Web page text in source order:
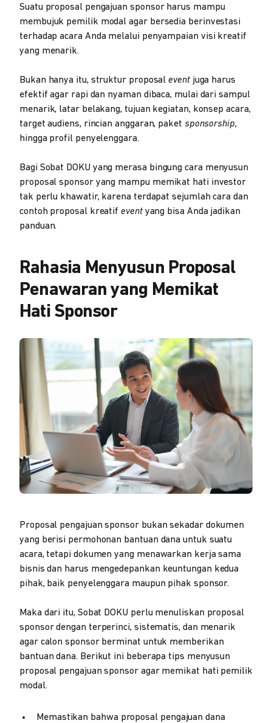
Suatu proposal pengajuan sponsor harus mampu
membujuk pemilik modal agar bersedia berinvestasi
terhadap acara Anda melalui penyampaian visi kreatif
yang menarik.
Bukan hanya itu, struktur proposaleventjuga harus
efektif agar rapi dan nyaman dibaca, mulai dari sampul
menarik, latar belakang, tujuan kegiatan, konsep acara,
target audiens, rincian anggaran, paket sponsorship,
hingga profil penyelenggara.
Bagi Sobat DOKU yang merasa bingung cara menyusun
proposal sponsor yang mampu memikat hati investor
tak perlu khawatir, karena terdapat sejumlah cara dan
contoh proposal kreatifeventyang bisa Anda jadikan
panduan.
Rahasia Menyusun Proposal
Penawaran yang Memikat
Hati Sponsor
Proposal pengajuan sponsor bukan sekadar dokumen
yang berisi permohonan bantuan dana untuk suatu
acara, tetapi dokumen yang menawarkan kerja sama
bisnis dan harus mengedepankan keuntungan kedua
pihak, baik penyelenggara maupun pihak sponsor.
Maka dari itu, Sobat DOKU perlu menuliskan proposal
sponsor dengan terperinci, sistematis, dan menarik
agar calon sponsor berminat untuk memberikan
bantuan dana. Berikut ini beberapa tips menyusun
proposal pengajuan sponsor agar memikat hati pemilik
modal.
Memastikan bahwa proposal pengajuan dana